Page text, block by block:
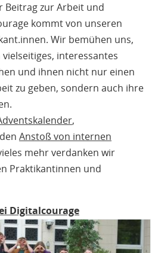
Beitrag zur Arbeit und
kommt von unseren
Wir bemühen uns,
interessantes
und ihnen nicht nur einen
zu geben, sondern auch ihre
,
Anstoß von internen
mehr verdanken wir
Praktikantinnen und
Digitalcourage